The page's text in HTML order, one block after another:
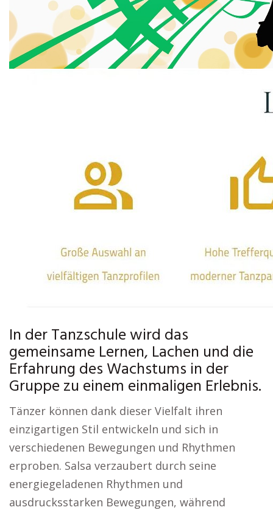
In der Tanzschule wird das
gemeinsame Lernen, Lachen und die
Erfahrung des Wachstums in der
Gruppe zu einem einmaligen Erlebnis.
Tänzer können dank dieser Vielfalt ihren
einzigartigen Stil entwickeln und sich in
verschiedenen Bewegungen und Rhythmen
erproben. Salsa verzaubert durch seine
energiegeladenen Rhythmen und
ausdrucksstarken Bewegungen, während